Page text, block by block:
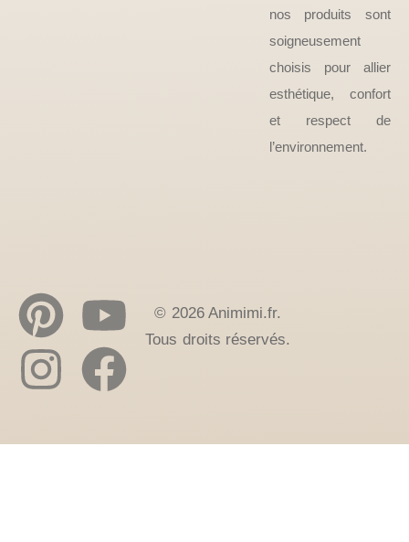
nos produits sont
soigneusement
choisis pour allier
esthétique, confort
et respect de
l’environnement.
© 2026 Animimi.fr.
Tous droits réservés.